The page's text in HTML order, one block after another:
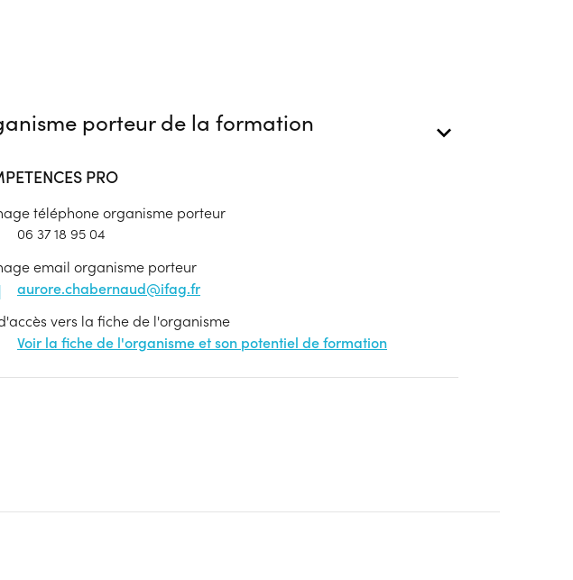
porteur de la formation
PRO
téléphone organisme porteur
06 37 18 95 04
email organisme porteur
aurore.chabernaud@ifag.fr
vers la fiche de l'organisme
Voir la fiche de l'organisme et son potentiel de formation